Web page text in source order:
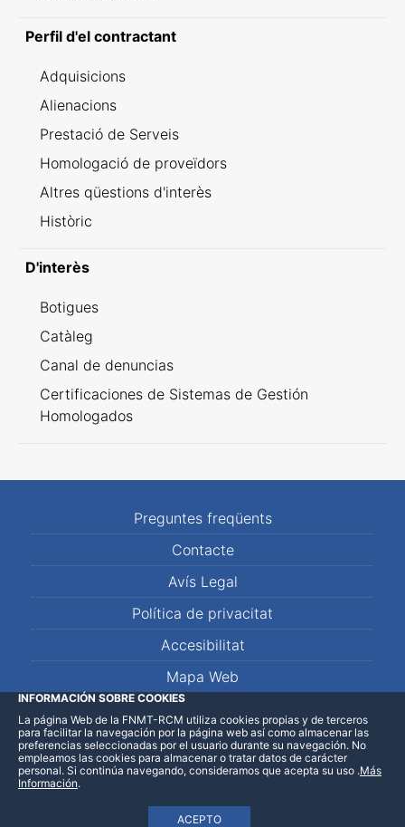
Perfil d'el contractant
Adquisicions
Alienacions
Prestació de Serveis
Homologació de proveïdors
Altres qüestions d'interès
Històric
D'interès
Botigues
Catàleg
Canal de denuncias
Certificaciones de Sistemas de Gestión
Homologados
Preguntes freqüents
Contacte
Avís Legal
Política de privacitat
Accesibilitat
Mapa Web
LinkedInFacebookWhatsApp
INFORMACIÓN SOBRE COOKIES
La página Web de la FNMT-RCM utiliza cookies propias y de terceros
para facilitar la navegación por la página web así como almacenar las
preferencias seleccionadas por el usuario durante su navegación. No
empleamos las cookies para almacenar o tratar datos de carácter
personal. Si continúa navegando, consideramos que acepta su uso
ACEPTO
.Más
Información.